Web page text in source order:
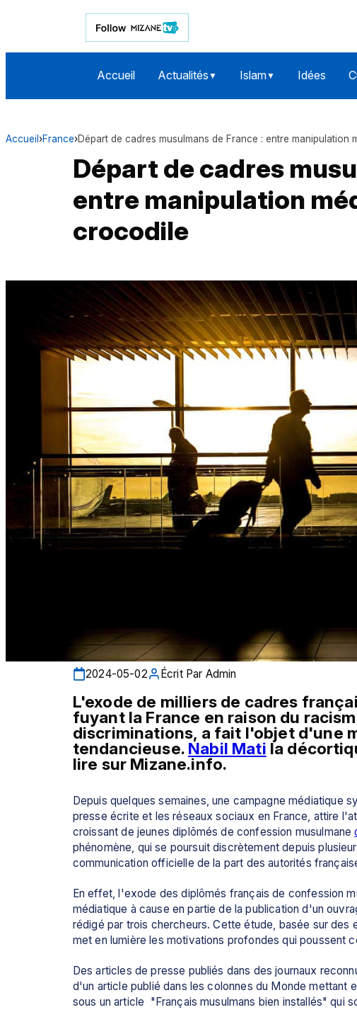
Accueil Actualités ▼ Islam▼ Idées
Accueil ›France›Départ de cadres musulmans de France : entre manipulation
Départ de cadres
entre manipulation
crocodile
2024-05-02 Écrit Par Admin
L'exode de milliers de cadres
fuyant la France en raison du
discriminations, a fait l'objet d'une
tendancieuse. Nabil Mati la
lire sur Mizane.info.
Depuis quelques semaines, une campagne médiatique
presse écrite et les réseaux sociaux en France, attire
croissant de jeunes diplômés de confession musulmane
phénomène, qui se poursuit discrètement depuis
communication officielle de la part des autorités
En effet, l'exode des diplômés français de confession
médiatique à cause en partie de la publication d'un
rédigé par trois chercheurs. Cette étude, basée sur des
met en lumière les motivations profondes qui poussent
Des articles de presse publiés dans des journaux
d'un article publié dans les colonnes du Monde mettant
sous un article  "Français musulmans bien installés" qui